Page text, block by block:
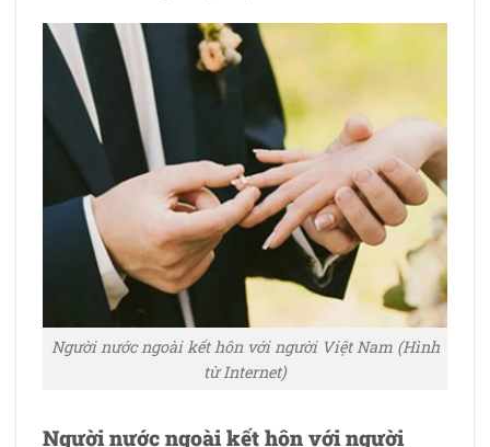
Người nước ngoài kết hôn với người Việt Nam (Hình
từ Internet)
Người nước ngoài kết hôn với người